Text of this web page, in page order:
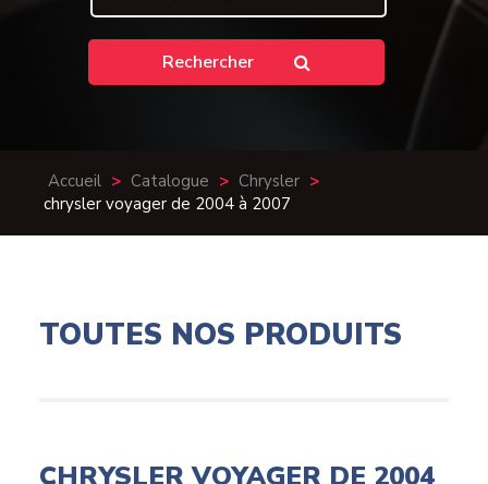
Accueil > Catalogue > Chrysler >
chrysler voyager de 2004 à 2007
TOUTES NOS PRODUITS
CHRYSLER VOYAGER DE 2004